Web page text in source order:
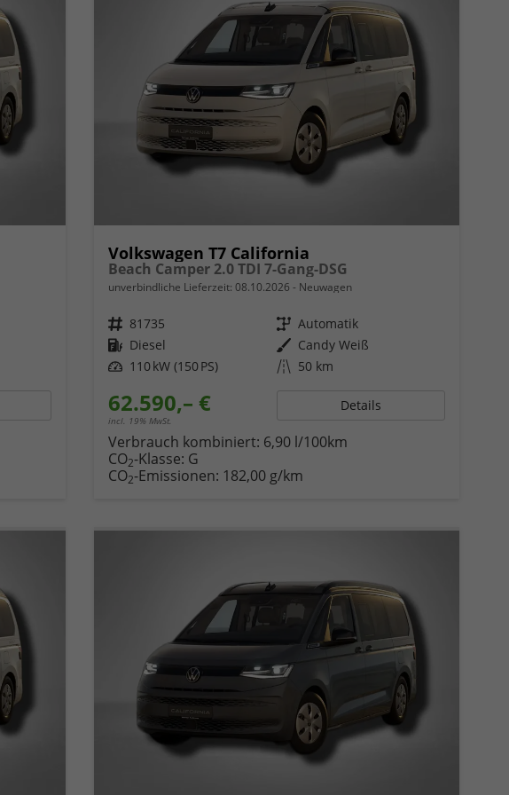
Volkswagen T7 California
Beach Camper 2.0 TDI 7-Gang-DSG
unverbindliche Lieferzeit: 08.10.2026 Neuwagen
Fahrzeugnr. 81735 Getriebe Automatik
Kraftstoff Diesel Außenfarbe Candy Weiß
Leistung 110 kW (150 PS) Kilometerstand 50 km
62.590,– €
incl. 19% MwSt.
Details
Verbrauch kombiniert: 6,90 l/100km
CO2-Klasse: G
CO2-Emissionen: 182,00 g/km